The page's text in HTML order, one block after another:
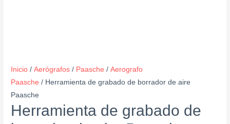
Inicio /Aerógrafos / Paasche /Aerografo
Paasche / Herramienta de grabado de borrador de aire
Paasche
Herramienta de grabado de